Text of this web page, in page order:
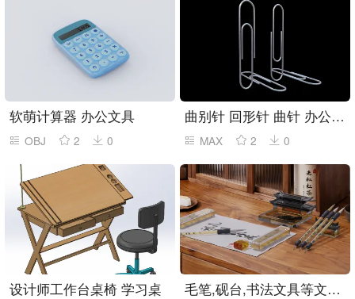
软萌计算器 办公文具
OBJ 2 0
曲别针 回形针 曲针 办公文具
MAX 2 0
设计师工作台桌椅 学习桌 毛笔,砚台,书法文具等文创产品